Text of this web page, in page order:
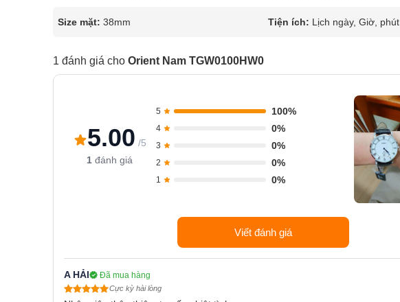
Size mặt: 38mm Tiện ích: Lịch ngày, Giờ, phút
1 đánh giá cho Orient Nam TGW0100HW0
5.00 /5
1 đánh giá
5 100%
4 0%
3 0%
2 0%
1 0%
Viết đánh giá
A HẢI Đã mua hàng
Cực kỳ hài lòng